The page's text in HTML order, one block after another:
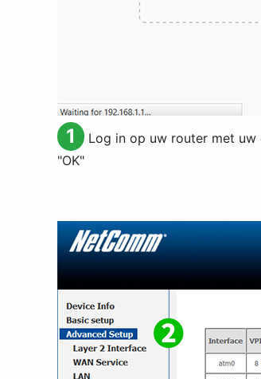
1 Log in op uw router met uw
"OK"